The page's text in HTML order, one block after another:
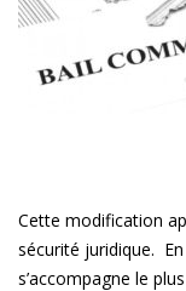
Cette modification
sécurité juridique.
s’accompagne le